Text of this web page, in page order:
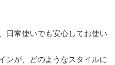
日常使いでも安心してお使い
ンが、どのようなスタイルに